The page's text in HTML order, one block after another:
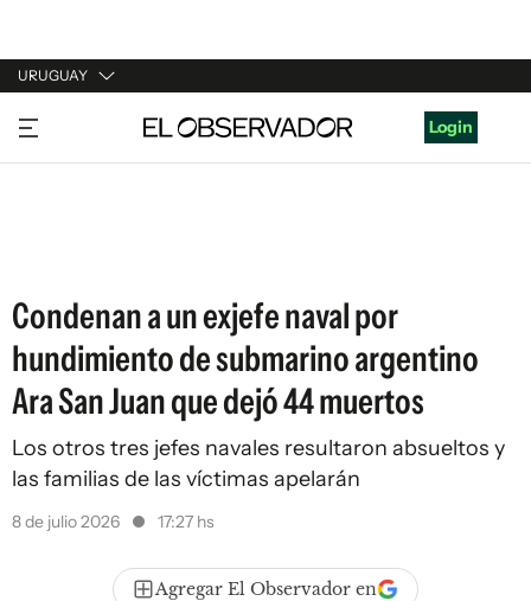
URUGUAY
URUGUAY
ARGENTINA
Login
Condenan a un exjefe naval por
hundimiento de submarino argentino
Ara San Juan que dejó 44 muertos
Los otros tres jefes navales resultaron absueltos y
las familias de las víctimas apelarán
8 de julio 2026 17:27 hs
Agregar El Observador en